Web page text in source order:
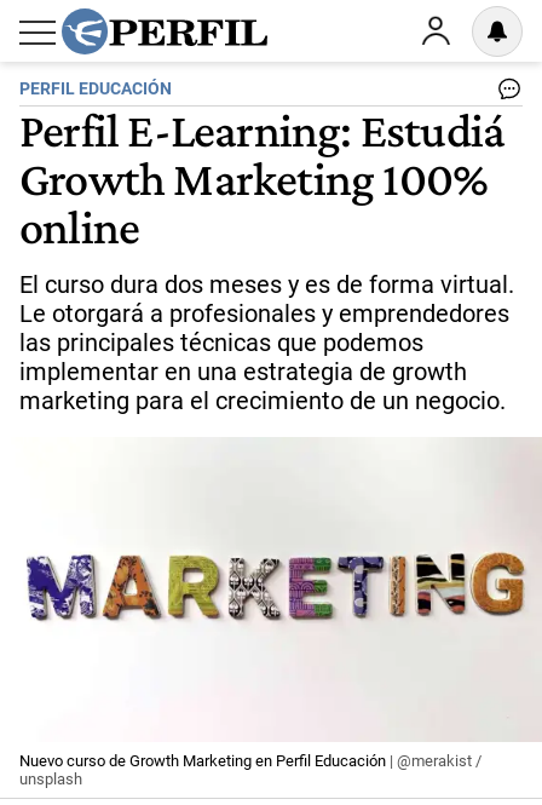
PERFIL EDUCACIÓN
Perfil E-Learning: Estudiá
Growth Marketing 100%
online
El curso dura dos meses y es de forma virtual.
Le otorgará a profesionales y emprendedores
las principales técnicas que podemos
implementar en una estrategia de growth
marketing para el crecimiento de un negocio.
Nuevo curso de Growth Marketing en Perfil Educación | @merakist /
unsplash